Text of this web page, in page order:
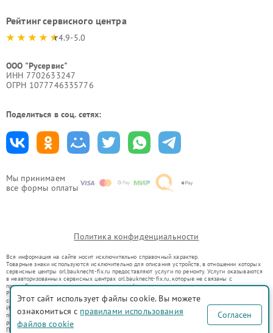
Мы принимаем
все формы оплаты
Рейтинг сервисного центра
4.9-5.0
ООО "Русервис"
ИНН 7702633247
ОГРН 1077746335776
Поделиться в соц. сетях:
Политика конфиденциальности
Вся информация на сайте носит исключительно справочный характер.
Товарные знаки используются исключительно для описания устройств, в отношении которых
сервисные центры orl.bauknecht-fix.ru предоставляют услуги по ремонту. Услуги оказываются
в неавторизованных сервисных центрах orl.bauknecht-fix.ru, которые не связаны с
правообладателями товарных знаков или их официальными представителями.
Ремонт осуществляется для устройств, уже введенных в гражданский оборот в соответствии
со статьей 1487 ГК РФ.
Использование товарных знаков не преследует цели индивидуализации услуг или введения
потребителей в заблуждение, а служит для информирования о предоставляемых услугах по
ремонту техники указанных брендов.
Представленная на сайте информация не является публичной офертой, определяемой
Этот сайт использует файлы cookie. Вы можете
ознакомиться с правилами использования
файлов cookie
Согласен